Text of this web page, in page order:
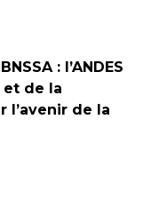
: l’ANDES
de la
l’avenir de la